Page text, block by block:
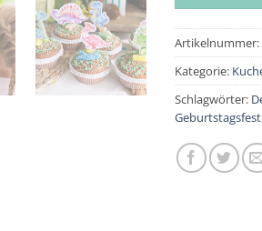
Artikelnummer:
Kategorie:
Schlagwörter:
Geburtstagsfest